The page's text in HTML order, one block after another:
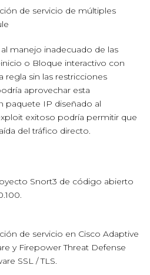
de servicio de múltiples
manejo inadecuado de las
o Bloque interactivo con
regla sin las restricciones
aprovechar esta
paquete IP diseñado al
exitoso podría permitir que
del tráfico directo.
Snort3 de código abierto
de servicio en Cisco Adaptive
y Firepower Threat Defense
SSL / TLS.